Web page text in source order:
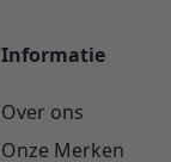
Informatie
Over ons
Onze Merken